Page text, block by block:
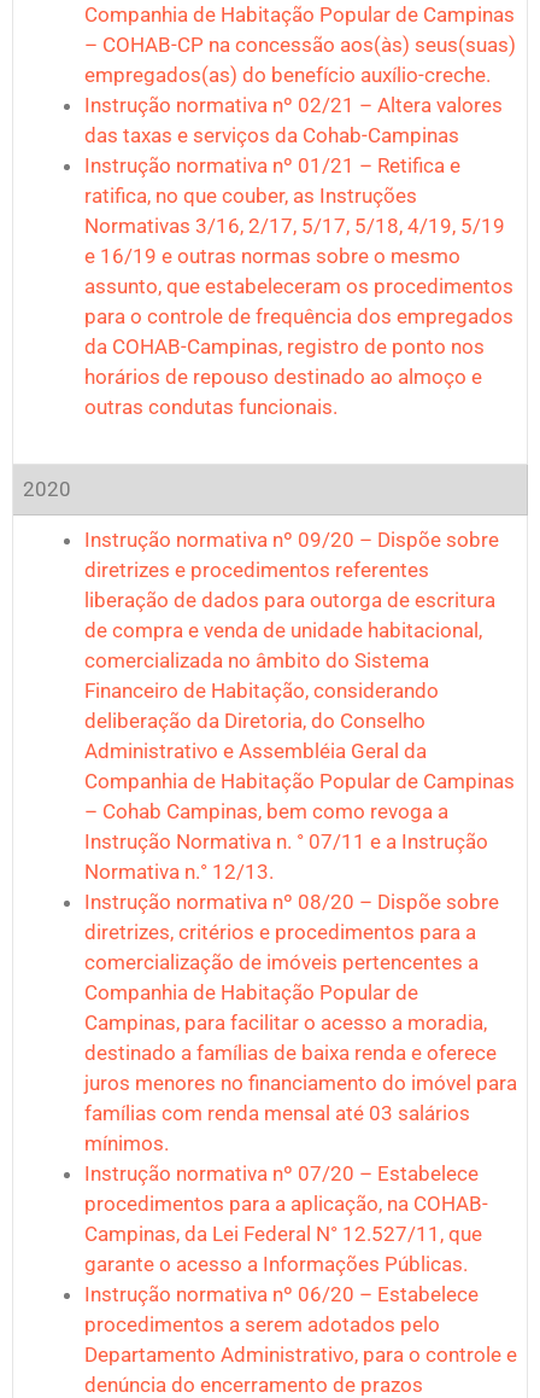
Companhia de Habitação Popular de Campinas
– COHAB-CP na concessão aos(às) seus(suas)
empregados(as) do benefício auxílio-creche.
Instrução normativa nº 02/21 – Altera valores
das taxas e serviços da Cohab-Campinas
Instrução normativa nº 01/21 – Retifica e
ratifica, no que couber, as Instruções
Normativas 3/16, 2/17, 5/17, 5/18, 4/19, 5/19
e 16/19 e outras normas sobre o mesmo
assunto, que estabeleceram os procedimentos
para o controle de frequência dos empregados
da COHAB-Campinas, registro de ponto nos
horários de repouso destinado ao almoço e
outras condutas funcionais.
2020
Instrução normativa nº 09/20 – Dispõe sobre
diretrizes e procedimentos referentes
liberação de dados para outorga de escritura
de compra e venda de unidade habitacional,
comercializada no âmbito do Sistema
Financeiro de Habitação, considerando
deliberação da Diretoria, do Conselho
Administrativo e Assembléia Geral da
Companhia de Habitação Popular de Campinas
– Cohab Campinas, bem como revoga a
Instrução Normativa n. ° 07/11 e a Instrução
Normativa n.° 12/13.
Instrução normativa nº 08/20 – Dispõe sobre
diretrizes, critérios e procedimentos para a
comercialização de imóveis pertencentes a
Companhia de Habitação Popular de
Campinas, para facilitar o acesso a moradia,
destinado a famílias de baixa renda e oferece
juros menores no financiamento do imóvel para
famílias com renda mensal até 03 salários
mínimos.
Instrução normativa nº 07/20 – Estabelece
procedimentos para a aplicação, na COHAB-
Campinas, da Lei Federal N° 12.527/11, que
garante o acesso a Informações Públicas.
Instrução normativa nº 06/20 – Estabelece
procedimentos a serem adotados pelo
Departamento Administrativo, para o controle e
denúncia do encerramento de prazos